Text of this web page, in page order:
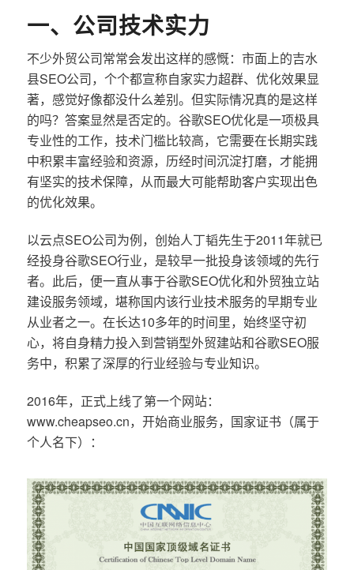
一、公司技术实力
不少外贸公司常常会发出这样的感慨：市面上的吉水
县SEO公司，个个都宣称自家实力超群、优化效果显
著，感觉好像都没什么差别。但实际情况真的是这样
的吗？答案显然是否定的。谷歌SEO优化是一项极具
专业性的工作，技术门槛比较高，它需要在长期实践
中积累丰富经验和资源，历经时间沉淀打磨，才能拥
有坚实的技术保障，从而最大可能帮助客户实现出色
的优化效果。
以云点SEO公司为例，创始人丁韬先生于2011年就已
经投身谷歌SEO行业，是较早一批投身该领域的先行
者。此后，便一直从事于谷歌SEO优化和外贸独立站
建设服务领域，堪称国内该行业技术服务的早期专业
从业者之一。在长达10多年的时间里，始终坚守初
心，将自身精力投入到营销型外贸建站和谷歌SEO服
务中，积累了深厚的行业经验与专业知识。
2016年，正式上线了第一个网站：
www.cheapseo.cn，开始商业服务，国家证书（属于
个人名下）：